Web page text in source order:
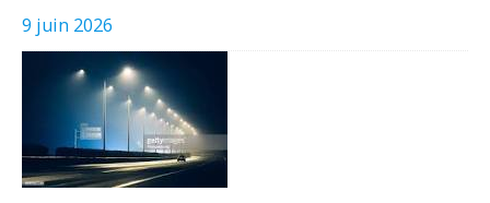
9 juin 2026